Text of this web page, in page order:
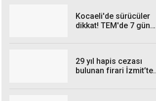
Kocaeli'de sürücüler
dikkat! TEM'de 7 gün
29 yıl hapis cezası
bulunan firari İzmit’te